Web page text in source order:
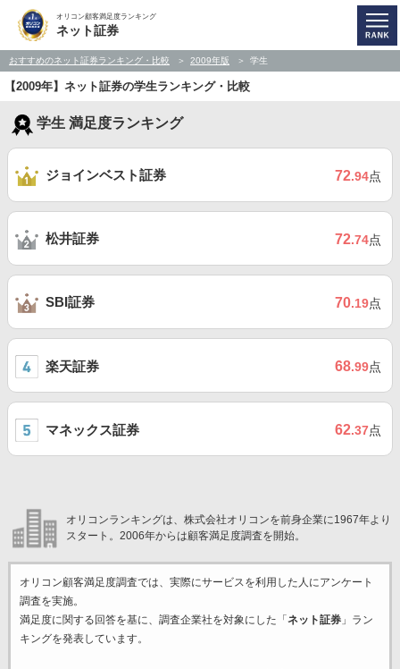
オリコン顧客満足度ランキング
ネット証券
おすすめのネット証券ランキング・比較 2009年版 学生
【2009年】ネット証券の学生ランキング・比較
学生 満足度ランキング
ジョインベスト証券 72.94点
松井証券 72.74点
SBI証券 70.19点
楽天証券 68.99点
マネックス証券 62.37点
オリコンランキングは、株式会社オリコンを前身企業に1967年より
スタート。2006年からは顧客満足度調査を開始。
オリコン顧客満足度調査では、実際にサービスを利用した 人にアンケート
調査を実施。
満足度に関する回答を基に、調査企業社を対象にした「 ネット証券」ラン
キングを発表しています。